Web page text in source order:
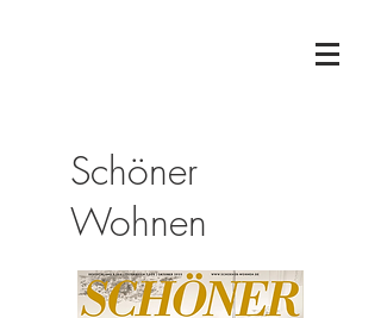
Schöner
Wohnen